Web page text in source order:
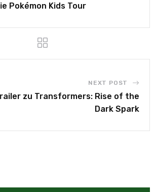
Pokémon Kids Tour
NEXT POST
zu Transformers: Rise of the
Dark Spark